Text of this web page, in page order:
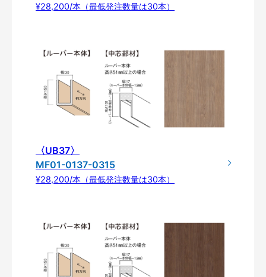
¥28,200/本（最低発注数量は30本）
〈UB37〉
MF01-0137-0315
¥28,200/本（最低発注数量は30本）